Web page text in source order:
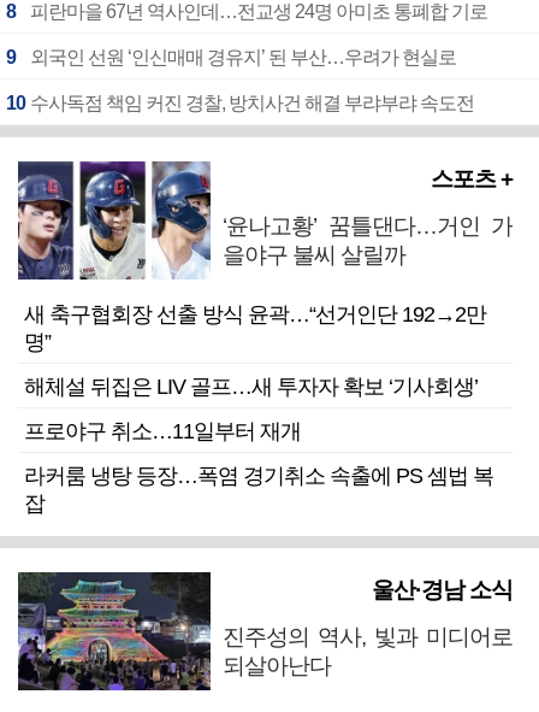
8 피란마을 67년 역사인데…전교생 24명 아미초 통폐합 기로
9 외국인 선원 ‘인신매매 경유지’ 된 부산…우려가 현실로
10 수사독점 책임 커진 경찰, 방치사건 해결 부랴부랴 속도전
스포츠 +
‘윤나고황’ 꿈틀댄다…거인 가
을야구 불씨 살릴까
새 축구협회장 선출 방식 윤곽…“선거인단 192→2만
명”
해체설 뒤집은 LIV 골프…새 투자자 확보 ‘기사회생’
프로야구 취소…11일부터 재개
라커룸 냉탕 등장…폭염 경기취소 속출에 PS 셈법 복
잡
울산·경남 소식
진주성의 역사, 빛과 미디어로
되살아난다